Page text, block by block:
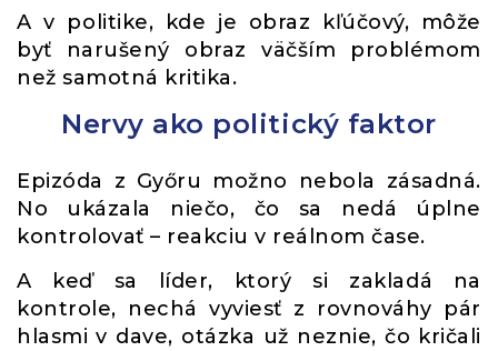
A v politike, kde je obraz kľúčový, môže
byť narušený obraz väčším problémom
než samotná kritika.
Nervy ako politický faktor
Epizóda z Győru možno nebola zásadná.
No ukázala niečo, čo sa nedá úplne
kontrolovať – reakciu v reálnom čase.
A keď sa líder, ktorý si zakladá na
kontrole, nechá vyviesť z rovnováhy pár
hlasmi v dave, otázka už neznie, čo kričali